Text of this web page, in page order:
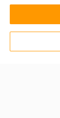
Политика
Сайт создан